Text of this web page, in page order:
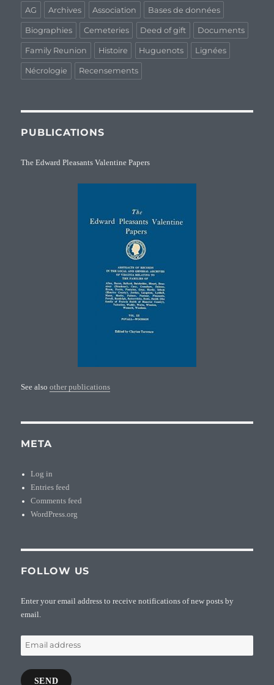
AG Archives Association Bases de données
Biographies Cemeteries Deed of gift Documents
Family Reunion Histoire Huguenots Lignées
Nécrologie Recensements
PUBLICATIONS
The Edward Pleasants Valentine Papers
See alsoother publications
META
Log in
Entries feed
Comments feed
WordPress.org
FOLLOW US
Enter your email address to receive notifications of new posts by
email.
Email
address
SEND